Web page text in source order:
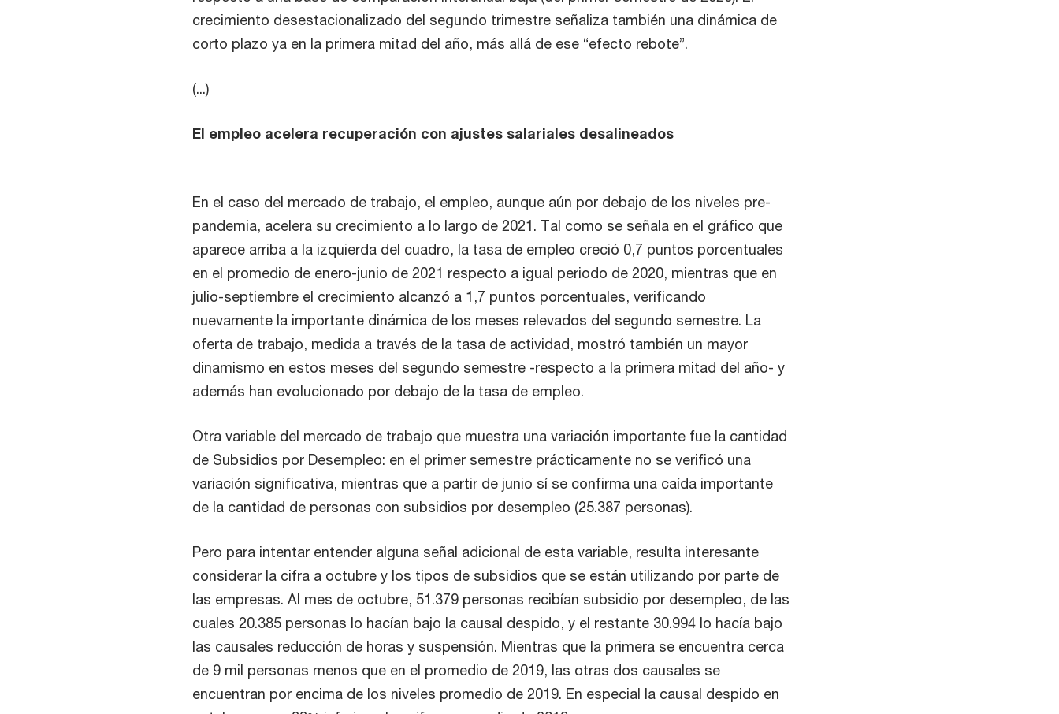
crecimiento desestacionalizado del segundo trimestre señaliza también una dinámica de
corto plazo ya en la primera mitad del año, más allá de ese “efecto rebote”.
(...)
El empleo acelera recuperación con ajustes salariales desalineados
En el caso del mercado de trabajo, el empleo, aunque aún por debajo de los niveles pre-
pandemia, acelera su crecimiento a lo largo de 2021. Tal como se señala en el gráfico que
aparece arriba a la izquierda del cuadro, la tasa de empleo creció 0,7 puntos porcentuales
en el promedio de enero-junio de 2021 respecto a igual periodo de 2020, mientras que en
julio-septiembre el crecimiento alcanzó a 1,7 puntos porcentuales, verificando
nuevamente la importante dinámica de los meses relevados del segundo semestre. La
oferta de trabajo, medida a través de la tasa de actividad, mostró también un mayor
dinamismo en estos meses del segundo semestre -respecto a la primera mitad del año- y
además han evolucionado por debajo de la tasa de empleo.
Otra variable del mercado de trabajo que muestra una variación importante fue la cantidad
de Subsidios por Desempleo: en el primer semestre prácticamente no se verificó una
variación significativa, mientras que a partir de junio sí se confirma una caída importante
de la cantidad de personas con subsidios por desempleo (25.387 personas).
Pero para intentar entender alguna señal adicional de esta variable, resulta interesante
considerar la cifra a octubre y los tipos de subsidios que se están utilizando por parte de
las empresas. Al mes de octubre, 51.379 personas recibían subsidio por desempleo, de las
cuales 20.385 personas lo hacían bajo la causal despido, y el restante 30.994 lo hacía bajo
las causales reducción de horas y suspensión. Mientras que la primera se encuentra cerca
de 9 mil personas menos que en el promedio de 2019, las otras dos causales se
encuentran por encima de los niveles promedio de 2019. En especial la causal despido en